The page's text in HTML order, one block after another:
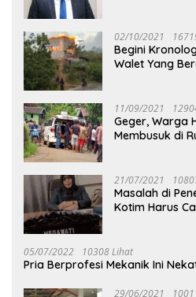
02/10/2021
Begini
Walet Yang
11/09/2021
Geger, Warga
Membusuk di
21/07/2021
Masalah di
Kotim Harus
05/07/2022 10308 Lihat
Pria Berprofesi Mekanik Ini
29/06/2021